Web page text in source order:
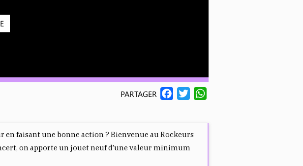
PARTAGER
E
B
T
en faisant une bonne action ? Bienvenue au Rockeurs
on apporte un jouet neuf d’une valeur minimum